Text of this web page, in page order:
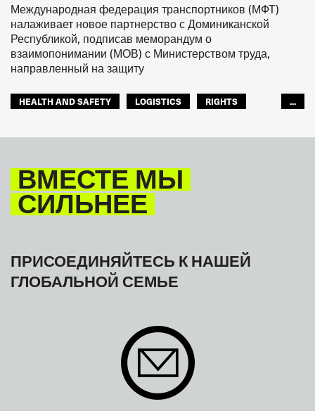
Международная федерация транспортников (МФТ)
налаживает новое партнерство с Доминиканской
Республикой, подписав меморандум о
взаимопонимании (МОВ) с Министерством труда,
направленный на защиту
HEALTH AND SAFETY LOGISTICS
RIGHTS
...
ВМЕСТЕ МЫ
СИЛЬНЕЕ
ПРИСОЕДИНЯЙТЕСЬ К НАШЕЙ
ГЛОБАЛЬНОЙ СЕМЬЕ